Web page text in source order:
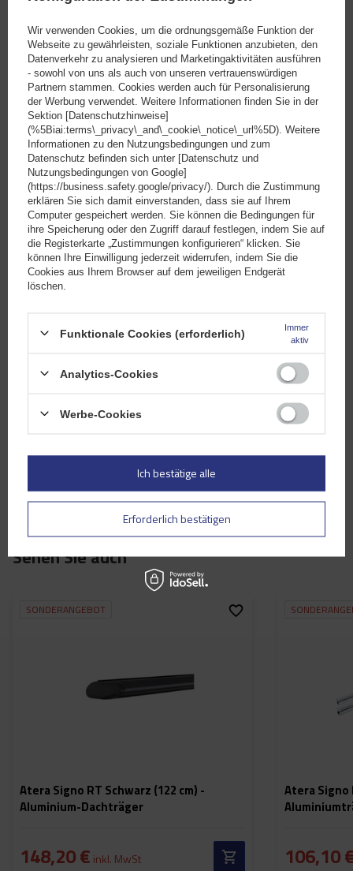
Bewertungen(0)
Ihre Bewertung schreiben
Ihre Note:
5/5
Inhalt Ihrer Bewertung
Ihr Produktfoto hinzufügen:
Ihr Vorname
Bewertung abschicken
Sehen Sie auch
SONDERANGEBOT
Atera Signo RT Schwarz (122 cm) -
Aluminium-Dachträger
148,20 € inkl. MwSt
Atera Signo
106,10
Dieses Produkt ist derzeit nicht
verfügbar
Wir verwenden Cookies, um die ordnungsgemäße Funktion der
Webseite zu gewährleisten, soziale Funktionen anzubieten, den
Datenverkehr zu analysieren und Marketingaktivitäten ausführen
- sowohl von uns als auch von unseren vertrauenswürdigen
Partnern stammen. Cookies werden auch für Personalisierung
der Werbung verwendet. Weitere Informationen finden Sie in der
Sektion [Datenschutzhinweise]
(%5Biai:terms\_privacy\_and\_cookie\_notice\_url%5D). Weitere
Informationen zu den Nutzungsbedingungen und zum
Datenschutz befinden sich unter [Datenschutz und
Nutzungsbedingungen von Google]
(https://business.safety.google/privacy/). Durch die Zustimmung
erklären Sie sich damit einverstanden, dass sie auf Ihrem
Computer gespeichert werden. Sie können die Bedingungen für
ihre Speicherung oder den Zugriff darauf festlegen, indem Sie auf
die Registerkarte „Zustimmungen konfigurieren“ klicken. Sie
können Ihre Einwilligung jederzeit widerrufen, indem Sie die
Cookies aus Ihrem Browser auf dem jeweiligen Endgerät
löschen.
Funktionale Cookies (erforderlich)
Immer
aktiv
Analytics-Cookies
Werbe-Cookies
Erforderlich bestätigen
Ich bestätige alle